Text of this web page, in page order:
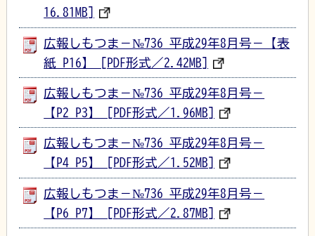
16.81MB]
広報しもつま－№736 平成29年8月号－【表
紙_P16】 [PDF形式／2.42MB]
広報しもつま－№736 平成29年8月号－
【P2_P3】 [PDF形式／1.96MB]
広報しもつま－№736 平成29年8月号－
【P4_P5】 [PDF形式／1.52MB]
広報しもつま－№736 平成29年8月号－
【P6_P7】 [PDF形式／2.87MB]